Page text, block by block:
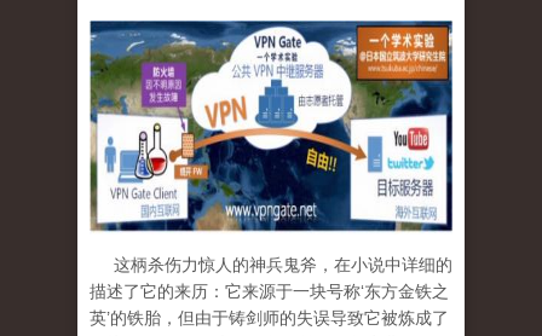
这柄杀伤力惊人的神兵鬼斧，在小说中详细的
描述了它的来历：它来源于一块号称‘东方金铁之
英’的铁胎，但由于铸剑师的失误导致它被炼成了